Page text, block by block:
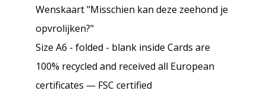
Wenskaart "Misschien kan deze zeehond je
opvrolijken?"
Size A6 - folded - blank inside Cards are
100% recycled and received all European
certificates — FSC certified